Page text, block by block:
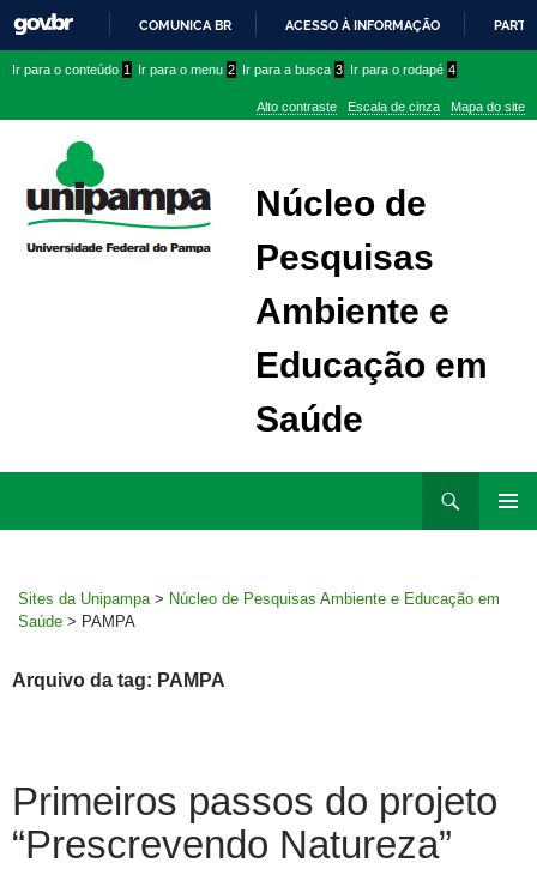
PARA
CONTEÚDO
COMUNICA BR ACESSO À INFORMAÇÃO
conteúdo
menu
superior
menu
Ir para o conteúdo 1 Ir para o menu 2 Ir para a busca 3 Ir para o rodapé 4
Alto contraste Escala de cinza Mapa do site
Núcleo de
Pesquisas
Ambiente e
Educação em
Saúde
Sites da Unipampa > Núcleo de Pesquisas Ambiente e Educação em
Saúde > PAMPA
Arquivo da tag: PAMPA
Primeiros passos do projeto
“Prescrevendo Natureza”